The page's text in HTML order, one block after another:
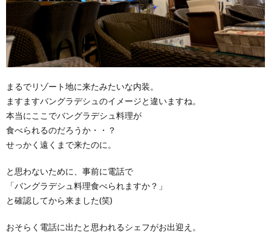
まるでリゾート地に来たみたいな内装。
ますますバングラデシュのイメージと違いますね。
本当にここでバングラデシュ料理が
食べられるのだろうか・・？
せっかく遠くまで来たのに。
と思わないために、事前に電話で
「バングラデシュ料理食べられますか？」
と確認してから来ました(笑)
おそらく電話に出たと思われるシェフがお出迎え。